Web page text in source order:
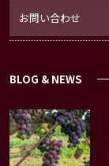
お問い合わせ
BLOG & NEWS